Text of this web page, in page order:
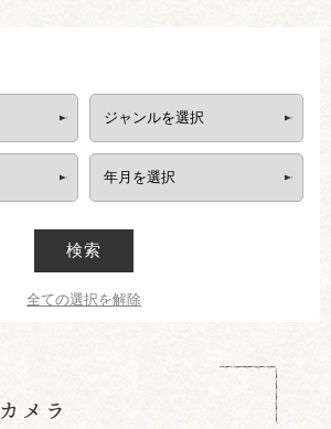
検索
全ての選択を解除
メラ